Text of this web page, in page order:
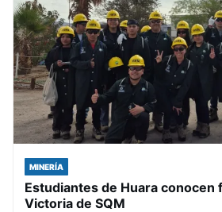
MINERÍA
Estudiantes de Huara conocen
Victoria de SQM